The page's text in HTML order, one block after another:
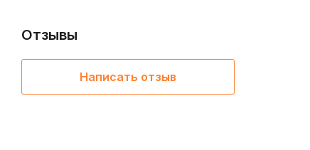
Отзывы
Написать отзыв